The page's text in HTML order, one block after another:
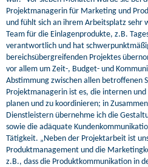
Projektmanagerin für Marketing und
und fühlt sich an ihrem Arbeitsplatz sehr
Team für die Einlagenprodukte, z.B.
verantwortlich und hat
bereichsübergreifenden Projektes
vor allem um Zeit-, Budget- und
Abstimmung zwischen allen betroffenen
Projektmanagerin ist es, die internen
planen und zu koordinieren; in
Dienstleistern übernehme ich die
sowie die adäquate
Tätigkeit. „Neben der Projektarbeit ist
Produktmanagement und die
z.B., dass die Produktkommunikation in